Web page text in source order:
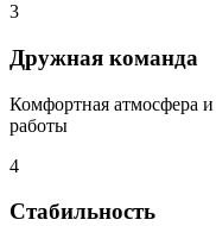
3
Дружная команда
Комфортная атмосфера и
работы
4
Стабильность